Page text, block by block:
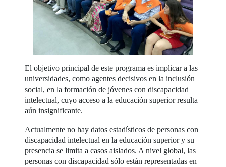
El objetivo principal de este programa es implicar a las
universidades, como agentes decisivos en la inclusión
social, en la formación de jóvenes con discapacidad
intelectual, cuyo acceso a la educación superior resulta
aún insignificante.
Actualmente no hay datos estadísticos de personas con
discapacidad intelectual en la educación superior y su
presencia se limita a casos aislados. A nivel global, las
personas con discapacidad sólo están representadas en